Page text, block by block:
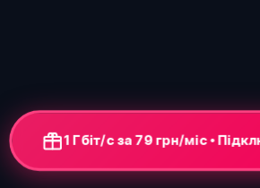
+ ONU-термінал